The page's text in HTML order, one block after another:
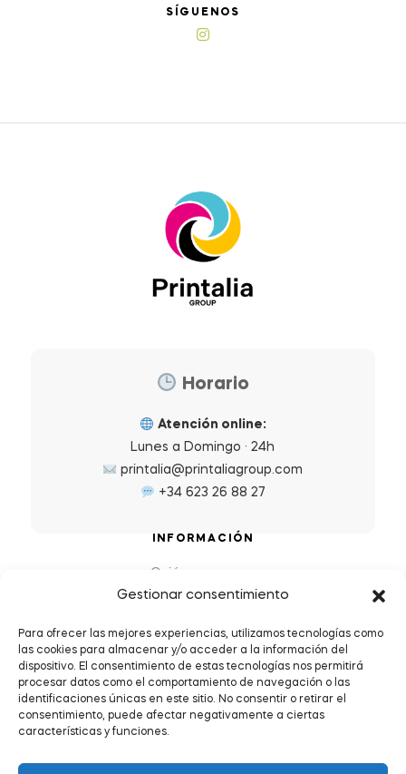
Gestionar consentimiento
Para ofrecer las mejores experiencias, utilizamos tecnologías como
las cookies para almacenar y/o acceder a la información del
dispositivo. El consentimiento de estas tecnologías nos permitirá
procesar datos como el comportamiento de navegación o las
identificaciones únicas en este sitio. No consentir o retirar el
consentimiento, puede afectar negativamente a ciertas
características y funciones.
SÍGUENOS
Horario
Atención online:
Lunes a Domingo · 24h
printalia@printaliagroup.com
+34 623 26 88 27
INFORMACIÓN
Quiénes somos
Preguntas Frecuentes (FAQs)
Política de Devoluciones y Reembolsos
Envíos y plazos de entrega
Política de Privacidad y Cookies
Condiciones de servicio